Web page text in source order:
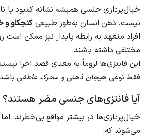
خیال‌پردازی جنسی همیشه نشانه کمبود یا
نیست. ذهن انسان به‌طور طبیعی کنجکاو و
افراد متعهد به رابطه پایدار نیز ممکن
مختلفی داشته باشند.
این فانتزی‌ها لزوماً به معنای قصد اجرا
فقط نوعیهیجان ذهنی و محرک عاطفی
آیا فانتزی‌های جنسی مضر هستند؟
خیال‌پردازی‌ها در بیشتر مواقع بی‌خطرند.
می‌شوند که: